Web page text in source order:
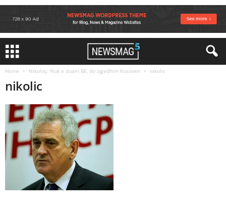
Home Nikoloç: Nuk e duam BE, do zgjedhim Kosoven nikolic
nikolic